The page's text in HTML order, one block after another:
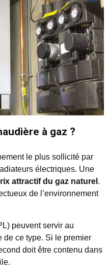
à gaz ?
le plus sollicité par
électriques. Une
attractif du gaz naturel .
de l’environnement
peuvent servir au
de ce type. Si le premier
doit être contenu dans